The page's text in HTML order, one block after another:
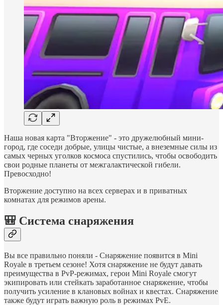
Наша новая карта "Вторжение" - это дружелюбный мини-
город, где соседи добрые, улицы чистые, а внеземные силы из
самых черных уголков космоса спустились, чтобы освободить
свои родные планеты от межгалактической гибели.
Превосходно!
Вторжение доступно на всех серверах и в приватных
комнатах для режимов арены.
🎒 Система снаряжения
Вы все правильно поняли - Снаряжение появится в Mini
Royale в третьем сезоне! Хотя снаряжение не будут давать
преимущества в PvP-режимах, герои Mini Royale смогут
экипировать или стейкать заработанное снаряжение, чтобы
получить усиление в клановых войнах и квестах. Снаряжение
также будут играть важную роль в режимах PvE.